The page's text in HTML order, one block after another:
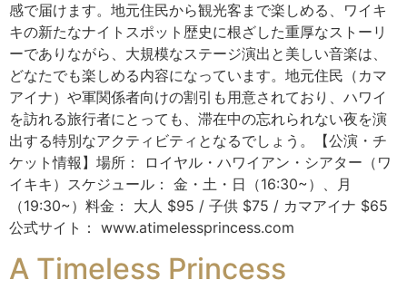
感で届けます。地元住民から観光客まで楽しめる、ワイキ
キの新たなナイトスポット歴史に根ざした重厚なストーリ
ーでありながら、大規模なステージ演出と美しい音楽は、
どなたでも楽しめる内容になっています。地元住民（カマ
アイナ）や軍関係者向けの割引も用意されており、ハワイ
を訪れる旅行者にとっても、滞在中の忘れられない夜を演
出する特別なアクティビティとなるでしょう。【公演・チ
ケット情報】場所： ロイヤル・ハワイアン・シアター（ワ
イキキ）スケジュール： 金・土・日（16:30~）、月
（19:30~）料金： 大人 $95 / 子供 $75 / カマアイナ $65
公式サイト： www.atimelessprincess.com
A Timeless Princess